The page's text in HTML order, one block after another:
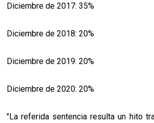
Diciembre de 2017: 35%
Diciembre de 2018: 20%
Diciembre de 2019: 20%
Diciembre de 2020: 20%
"La referida sentencia resulta un hito